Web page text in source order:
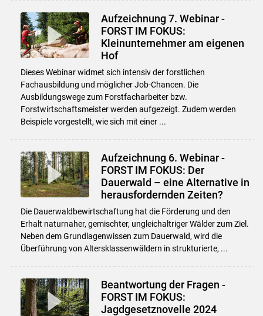
Aufzeichnung 7. Webinar -
FORST IM FOKUS:
Kleinunternehmer am eigenen
Hof
Dieses Webinar widmet sich intensiv der forstlichen
Fachausbildung und möglicher Job-Chancen. Die
Ausbildungswege zum Forstfacharbeiter bzw.
Forstwirtschaftsmeister werden aufgezeigt. Zudem werden
Beispiele vorgestellt, wie sich mit einer ...
Aufzeichnung 6. Webinar -
FORST IM FOKUS: Der
Dauerwald – eine Alternative in
herausfordernden Zeiten?
Die Dauerwaldbewirtschaftung hat die Förderung und den
Erhalt naturnaher, gemischter, ungleichaltriger Wälder zum Ziel.
Neben dem Grundlagenwissen zum Dauerwald, wird die
Überführung von Altersklassenwäldern in strukturierte, ...
Beantwortung der Fragen -
FORST IM FOKUS:
Jagdgesetznovelle 2024